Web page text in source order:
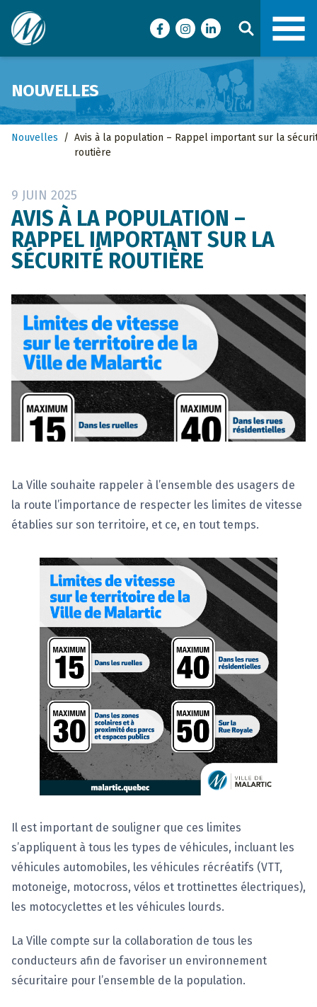
Ville de Malartic
FacebookInstagramLinkedIn
NOUVELLES
Nouvelles / Avis à la population – Rappel important sur la
routière
9 JUIN 2025
AVIS À LA POPULATION –
RAPPEL IMPORTANT SUR LA
SÉCURITÉ ROUTIÈRE
La Ville souhaite rappeler à l’ensemble des usagers de
la route l’importance de respecter les limites de vitesse
établies sur son territoire, et ce, en tout temps.
Il est important de souligner que ces limites
s’appliquent à tous les types de véhicules, incluant les
véhicules automobiles, les véhicules récréatifs (VTT,
motoneige, motocross, vélos et trottinettes électriques),
les motocyclettes et les véhicules lourds.
La Ville compte sur la collaboration de tous les
conducteurs afin de favoriser un environnement
sécuritaire pour l’ensemble de la population.